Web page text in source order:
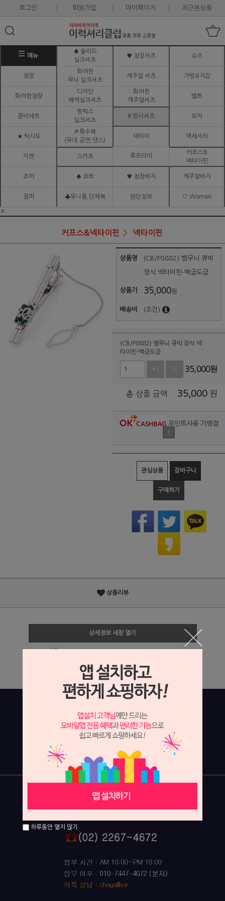
로그인 회원가입 마이페이지 최근본상품
메뉴
♠ 솔리드
실크셔츠
♥ 정장셔츠 슈즈
정장
화려한
무늬 실크셔츠
캐주얼 셔츠 가방&지갑
화려한정장
디자인
배색실크셔츠
화려한
캐주얼셔츠
벨트
콤비세트
핫픽스
실크셔츠
# 망사셔츠 모자
★ 턱시도
♬ 특수복
(무대.공연,댄스)
넥타이 액세서리
자켓 스카프 루프타이
커프스&
넥타이핀
조끼 ♠ 코트 ♥ 정장바지 캐주얼바지
점퍼 ♣유니폼,단체복 원단정보 ♡ Woman
ㅌ
커프스&넥타이핀 넥타이핀
상품명 (CB/P0882) 뱀무늬 큐빅
장식 넥타이핀-백금도금
상품가 35,000원
배송비 (조건)
(CB/P0882) 뱀무늬 큐빅 장식 넥
타이핀-백금도금
+1 -1 35,000원
총 상품 금액 35,000 원
포인트사용 가맹점
?
관심상품 장바구니
구매하기
상품리뷰
상세정보 새창 열기
하루동안 열지 않기